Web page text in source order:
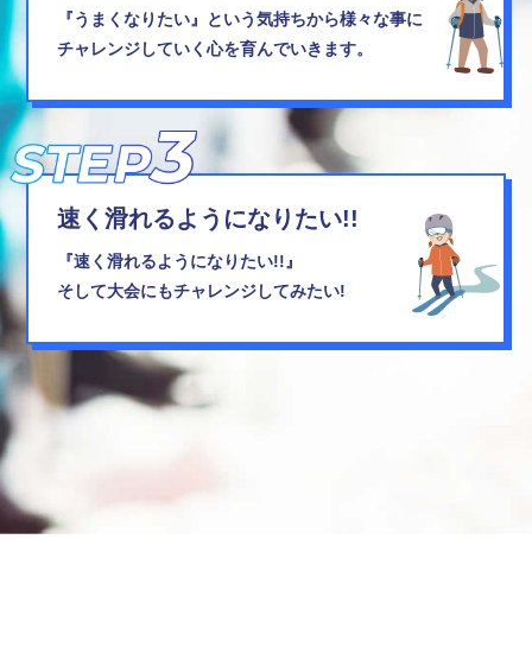
『うまくなりたい』という気持ちから様々な事に
チャレンジしていく心を育んでいきます。
速く滑れるようになりたい!!
『速く滑れるようになりたい!!』
そして大会にもチャレンジしてみたい!